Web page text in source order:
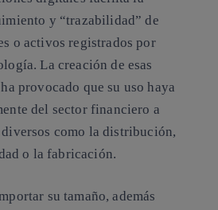
y “trazabilidad” de
o activos registrados por
La creación de esas
provocado que su uso haya
del sector financiero a
como la distribución,
o la fabricación.
su tamaño, además